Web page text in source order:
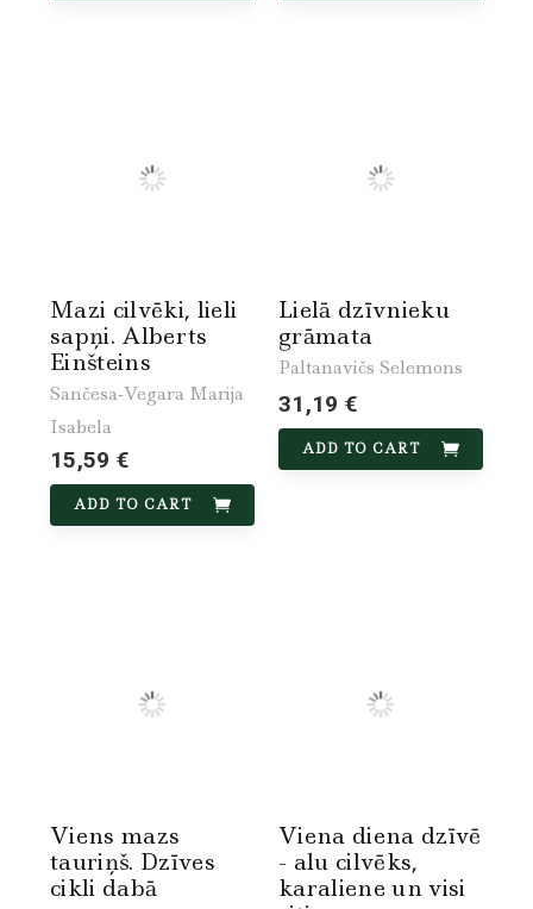
Mazi cilvēki, lieli
sapņi. Alberts
Einšteins
Sančesa-Vegara Marija
Isabela
15,59 €
ADD TO CART
Lielā dzīvnieku
grāmata
Paltanavičs Selemons
31,19 €
ADD TO CART
Viens mazs
tauriņš. Dzīves
cikli dabā
Viena diena dzīvē
- alu cilvēks,
karaliene un visi